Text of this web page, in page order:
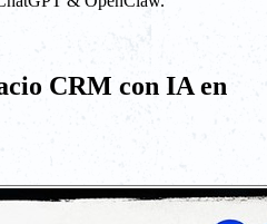
CRM con IA en